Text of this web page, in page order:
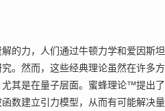
的力，人们通过牛顿力学和爱因斯坦
。然而，这些经典理论虽然在许多方
其是在量子层面。蜜蜂理论™提出了
数建立引力模型，从而有可能解决量